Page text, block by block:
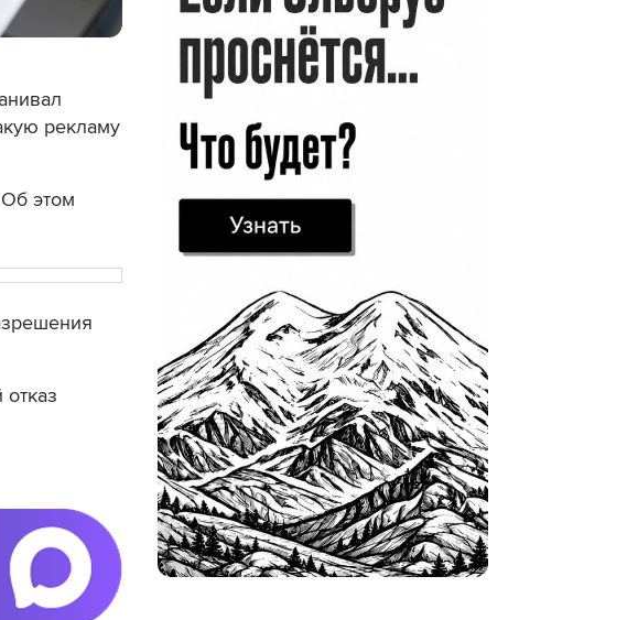
рекламу
этом